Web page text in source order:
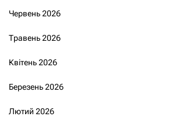
Червень 2026
Травень 2026
Квітень 2026
Березень 2026
Лютий 2026